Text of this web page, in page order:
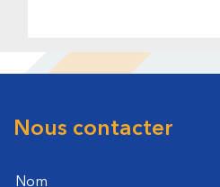
Footer
Nous contacter